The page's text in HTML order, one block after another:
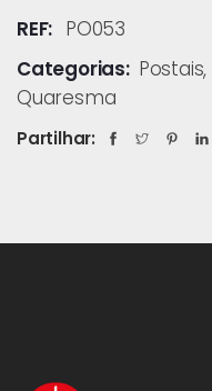
REF: PO053
Categorias: Postais,
Quaresma
Partilhar: